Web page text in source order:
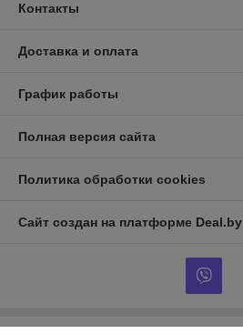
Контакты
Доставка и оплата
График работы
Полная версия сайта
Политика обработки cookies
Сайт создан на платформе Deal.by